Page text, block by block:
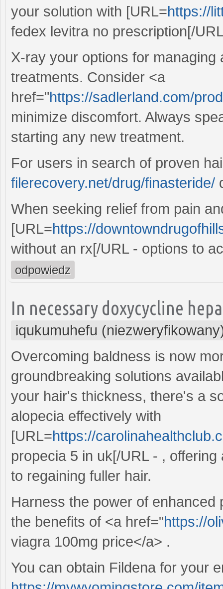
your solution with [URL=https://
fedex levitra no prescription[/
X-ray your options for
treatments. Consider <a
href="https://sadlerland.com/
minimize discomfort. Always
starting any new treatment.
For users in search of proven
filerecovery.net/drug/finasteride/
When seeking relief from pain
[URL=https://
without an rx[/URL - options to
odpowiedz
In necessary doxycycline
iqukumuhefu
Overcoming baldness is now
groundbreaking solutions
your hair's thickness, there's a
alopecia effectively with
[URL=https://
propecia 5 in uk[/URL - ,
to regaining fuller hair.
Harness the power of
the benefits of <a href="https://
viagra 100mg price</a> .
You can obtain Fildena for your